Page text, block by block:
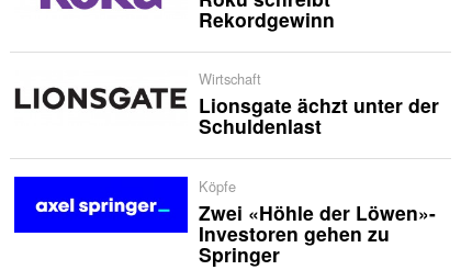
Rekordgewinn
Wirtschaft
Lionsgate ächzt unter der
Schuldenlast
Köpfe
Zwei «Höhle der Löwen»-
Investoren gehen zu
Springer